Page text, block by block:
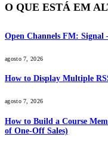
O QUE ESTÁ EM
Open Channels FM: Signal
agosto 7, 2026
How to Display Multiple
agosto 7, 2026
How to Build a Course
of One-Off Sales)